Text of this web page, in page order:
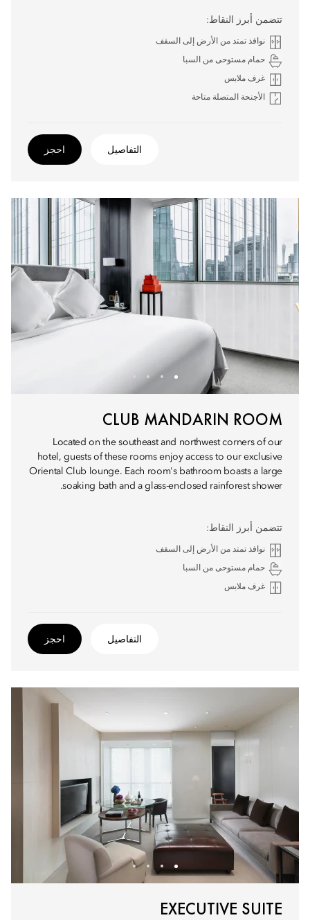
تتضمن أبرز النقاط:
نوافذ تمتد من الأرض إلى السقف
حمام مستوحى من السبا
غرف ملابس
الأجنحة المتصلة متاحة
التفاصيل احجز
CLUB MANDARIN ROOM
Located on the southeast and northwest corners of our
hotel, guests of these rooms enjoy access to our exclusive
Oriental Club lounge. Each room's bathroom boasts a large
soaking bath and a glass-enclosed rainforest shower.
تتضمن أبرز النقاط:
نوافذ تمتد من الأرض إلى السقف
حمام مستوحى من السبا
غرف ملابس
التفاصيل احجز
EXECUTIVE SUITE